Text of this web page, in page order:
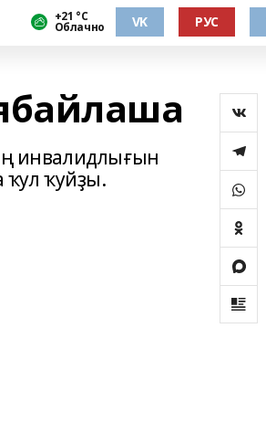
+21 °С
Облачно VK РУС
инвалидлығын
ҡул ҡуйҙы.